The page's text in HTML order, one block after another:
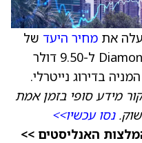
את מחיר היעד של
) ל-9.50 דולר
מידע סופי בזמן אמת
שוק.נסו עכשיו>>
האנליסטים >>